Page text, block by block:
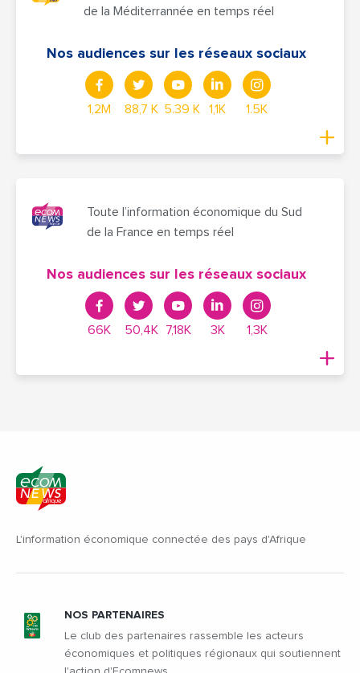
de la Méditerrannée en temps réel
Nos audiences sur les réseaux sociaux
1,2M 88,7 K 5.39 K 1,1K 1.5K
Toute l’information économique du Sud
de la France en temps réel
Nos audiences sur les réseaux sociaux
66K 50,4K 7,18K 3K 1,3K
L'information économique connectée des pays d'Afrique
NOS PARTENAIRES
Le club des partenaires rassemble les acteurs
économiques et politiques régionaux qui soutiennent